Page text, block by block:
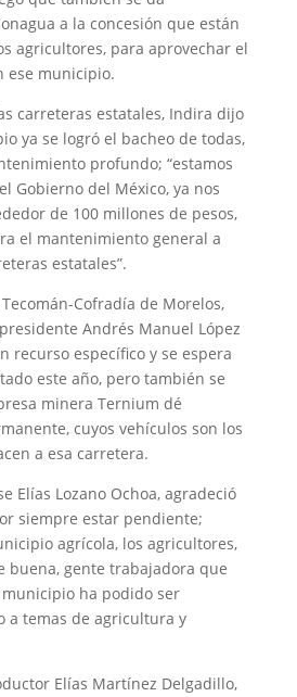
a la concesión que están
agricultores, para aprovechar el
ese municipio.
carreteras estatales, Indira dijo
ya se logró el bacheo de todas,
profundo; “estamos
Gobierno del México, ya nos
de 100 millones de pesos,
el mantenimiento general a
estatales”.
Cofradía de Morelos,
Andrés Manuel López
recurso específico y se espera
este año, pero también se
minera Ternium dé
cuyos vehículos son los
a esa carretera.
Elías Lozano Ochoa, agradeció
siempre estar pendiente;
agrícola, los agricultores,
buena, gente trabajadora que
ha podido ser
a temas de agricultura y
Elías Martínez Delgadillo,